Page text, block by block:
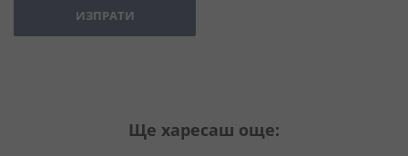
ИЗПРАТИ
Ще харесаш още: